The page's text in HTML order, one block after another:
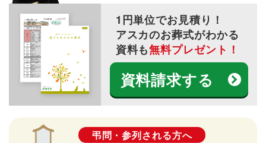
1円単位でお見積り！
アスカのお葬式がわかる
資料も無料プレゼント！
資料請求する
弔問・参列される方へ